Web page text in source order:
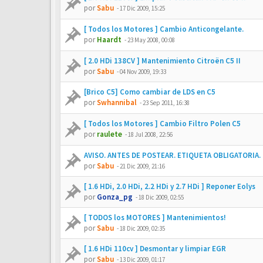
porSabu -17 Dic 2009, 15:25
[ Todos los Motores ] Cambio Anticongelante.
porHaardt -23 May 2008, 00:08
[ 2.0 HDi 138CV ] Mantenimiento Citroën C5 II
porSabu -04 Nov 2009, 19:33
[Brico C5] Como cambiar de LDS en C5
porSwhannibal -23 Sep 2011, 16:38
[ Todos los Motores ] Cambio Filtro Polen C5
porraulete -18 Jul 2008, 22:56
AVISO. ANTES DE POSTEAR. ETIQUETA OBLIGATORIA.
porSabu -21 Dic 2009, 21:16
[ 1.6 HDi, 2.0 HDi, 2.2 HDi y 2.7 HDi ] Reponer Eolys
porGonza_pg -18 Dic 2009, 02:55
[ TODOS los MOTORES ] Mantenimientos!
porSabu -18 Dic 2009, 02:35
[ 1.6 HDi 110cv ] Desmontar y limpiar EGR
porSabu -13 Dic 2009, 01:17